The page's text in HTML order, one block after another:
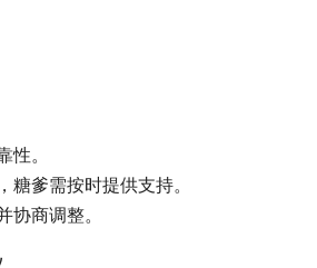
性。
糖爹需按时提供支持。
协商调整。